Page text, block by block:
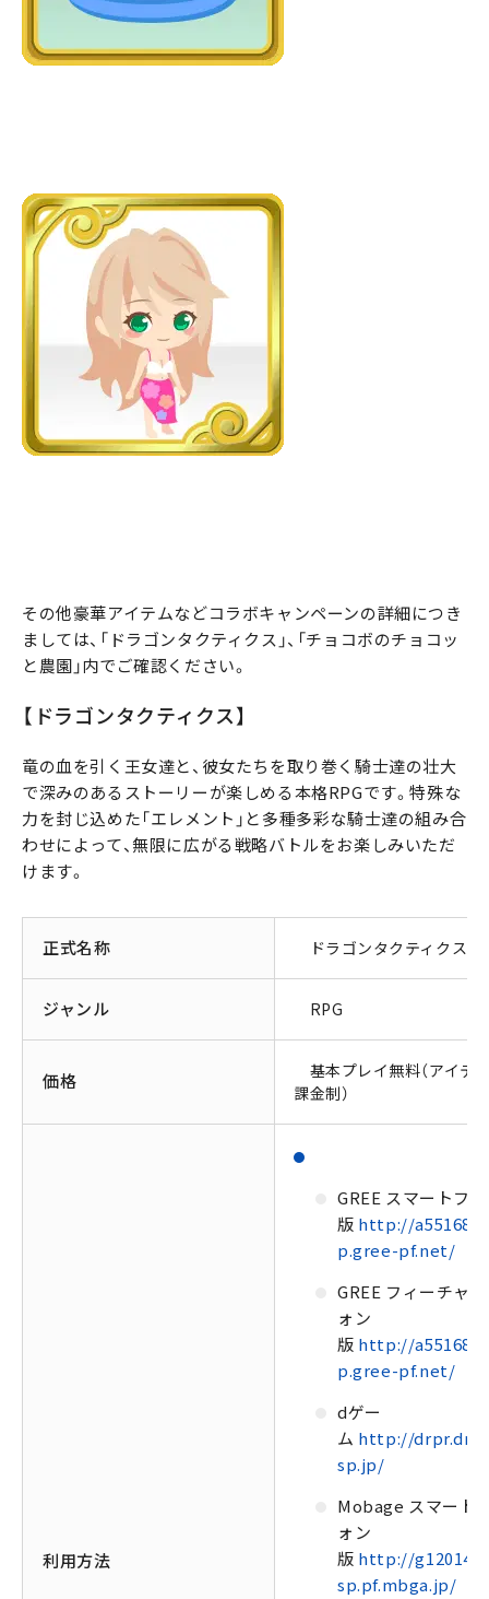
その他豪華アイテムなどコラボキャンペーンの詳細につき
ましては、「ドラゴンタクティクス」、「チョコボのチョコッ
と農園」内でご確認ください。
【ドラゴンタクティクス】
竜の血を引く王女達と、彼女たちを取り巻く騎士達の壮大
で深みのあるストーリーが楽しめる本格RPGです。特殊な
力を封じ込めた「エレメント」と多種多彩な騎士達の組み合
わせによって、無限に広がる戦略バトルをお楽しみいただ
けます。
正式名称 ドラゴンタクティクス
ジャンル RPG
価格
基本プレイ無料（アイテ
課金制）
利用方法
GREE スマートフ
版 http://
p.gree-pf.net/
GREE フィーチャ
ォン
版 http://
p.gree-pf.net/
dゲー
ム http://
sp.jp/
Mobage スマート
ォン
版 http://
sp.pf.mbga.jp/